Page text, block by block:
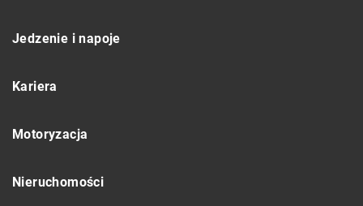
Jedzenie i napoje
Kariera
Motoryzacja
Nieruchomości